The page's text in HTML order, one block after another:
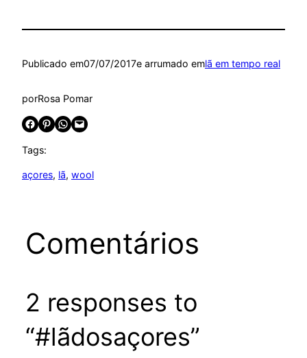
Publicado em07/07/2017e arrumado emlã em tempo real
porRosa Pomar
Share on Facebook Share on Pinterest Share on WhatsApp Email this Page
Tags:
açores, lã, wool
Comentários
2 responses to
“#lãdosaçores”